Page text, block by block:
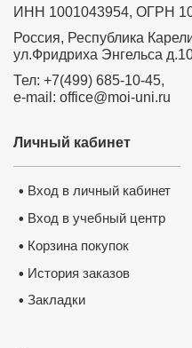
ИНН 1001043954, ОГРН
Россия, Республика
ул.Фридриха Энгельса
Тел: +7(499) 685-10-45,
e-mail: office@moi-uni.ru
Личный кабинет
• Вход в личный кабинет
• Вход в учебный центр
• Корзина покупок
• История заказов
• Закладки